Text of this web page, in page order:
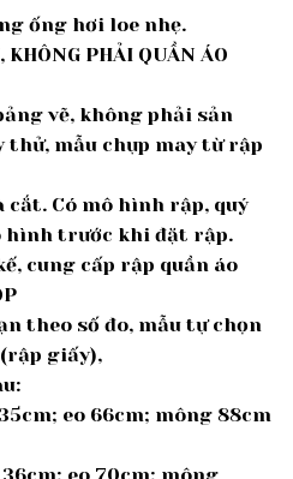
ống hơi loe nhẹ.
PHẢI QUẦN ÁO
vẽ, không phải sản
thử, mẫu chụp may từ rập
cắt. Có mô hình rập, quý
hình trước khi đặt rập.
cung cấp rập quần áo
theo số đo, mẫu tự chọn
giấy),
eo 66cm; mông 88cm